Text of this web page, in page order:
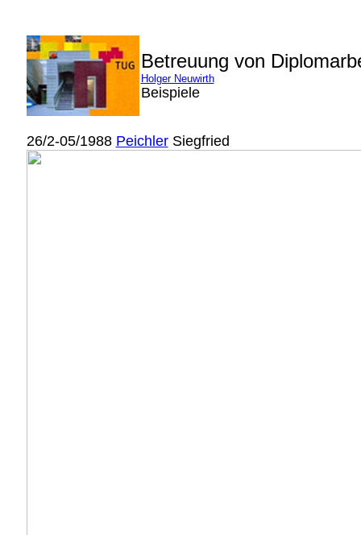
Betreuung von
Holger Neuwirth
Beispiele
26/2-05/1988 PeichlerSiegfried